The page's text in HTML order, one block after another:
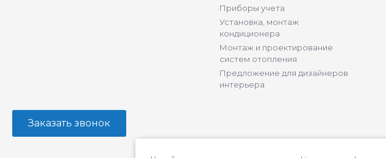
Приборы учета
Установка, монтаж
кондиционера
Монтаж и проектирование
систем отопления
Предложение для дизайнеров
интерьера
Заказать звонок